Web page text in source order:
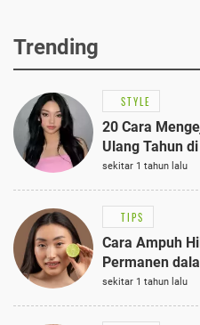
Trending
STYLE
20 Cara
Ulang Tahun
Anggun
sekitar 1 tahun lalu
TIPS
Cara Ampuh
Permanen
sekitar 1 tahun lalu